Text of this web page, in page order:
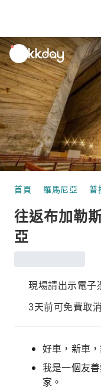
unread
notifications
首頁 羅馬尼亞 普
往返布加勒
亞
現場請出示電子
3天前可免費取消
好車，新車
我是一個友
家。